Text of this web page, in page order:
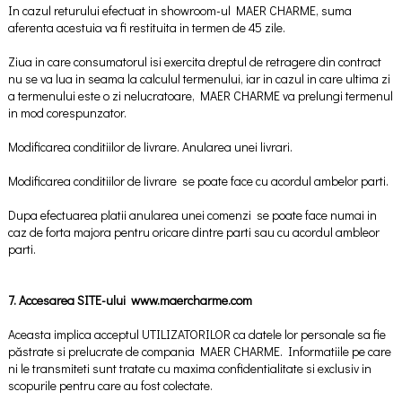
In cazul returului efectuat in showroom-ul MAER CHARME, suma
aferenta acestuia va fi restituita in termen de 45 zile.
Ziua in care consumatorul isi exercita dreptul de retragere din contract
nu se va lua in seama la calculul termenului, iar in cazul in care ultima zi
a termenului este o zi nelucratoare, MAER CHARME va prelungi termenul
in mod corespunzator.
Modificarea conditiilor de livrare. Anularea unei livrari.
Modificarea conditiilor de livrare se poate face cu acordul ambelor parti.
Dupa efectuarea platii anularea unei comenzi se poate face numai in
caz de forta majora pentru oricare dintre parti sau cu acordul ambleor
parti.
7. Accesarea SITE-ului www.maercharme.com
Aceasta implica acceptul UTILIZATORILOR ca datele lor personale sa fie
păstrate si prelucrate de compania MAER CHARME. Informatiile pe care
ni le transmiteti sunt tratate cu maxima confidentialitate si exclusiv in
scopurile pentru care au fost colectate.